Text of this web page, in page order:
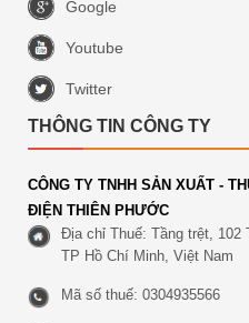
Google
Youtube
Twitter
THÔNG TIN CÔNG TY
CÔNG TY TNHH SẢN XUẤT -
ĐIỆN THIÊN PHƯỚC
Địa chỉ Thuế: Tầng trệt, 102
TP Hồ Chí Minh, Việt Nam
Mã số thuế: 0304935566